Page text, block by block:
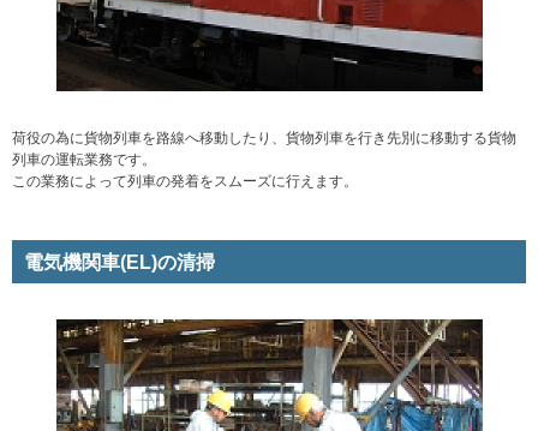
荷役の為に貨物列車を路線へ移動したり、貨物列車を行き先別に移動する貨物
列車の運転業務です。
この業務によって列車の発着をスムーズに行えます。
電気機関車(EL)の清掃